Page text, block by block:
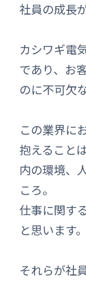
社員の成長
カシワギ電
であり、お
のに不可欠
この業界に
抱えること
内の環境、
ころ。
仕事に関す
と思います。
それらが社